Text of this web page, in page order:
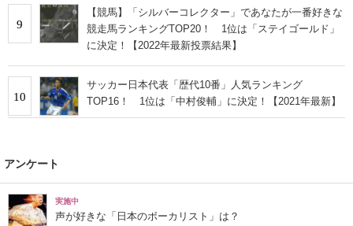
9
【競馬】「シルバーコレクター」であなたが一番好きな
競走馬ランキングTOP20！ 1位は「ステイゴールド」
に決定！【2022年最新投票結果】
10
サッカー日本代表「歴代10番」人気ランキング
TOP16！ 1位は「中村俊輔」に決定！【2021年最新】
アンケート
実施中
声が好きな「日本のボーカリスト」は？